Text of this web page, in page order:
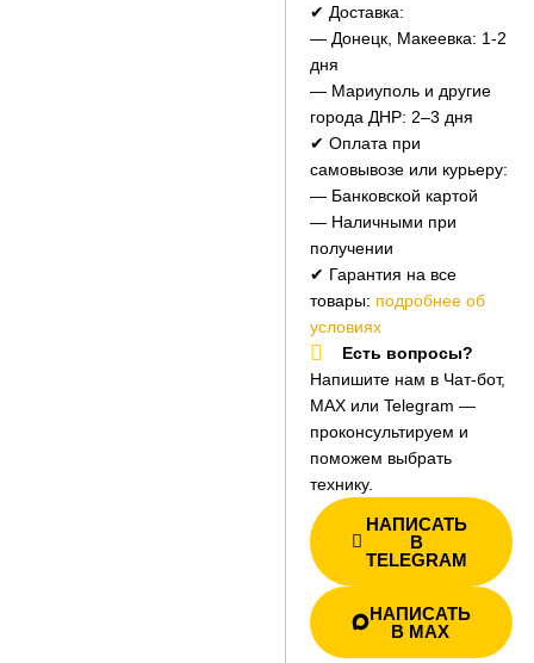
✔ Доставка:
— Донецк, Макеевка: 1-2
дня
— Мариуполь и другие
города ДНР: 2–3 дня
✔ Оплата при
самовывозе или курьеру:
— Банковской картой
— Наличными при
получении
✔ Гарантия на все
товары: подробнее об
условиях
Есть вопросы?
Напишите нам в Чат-бот,
MAX или Telegram —
проконсультируем и
поможем выбрать
технику.
НАПИСАТЬ
В
TELEGRAM
НАПИСАТЬ
В MAX